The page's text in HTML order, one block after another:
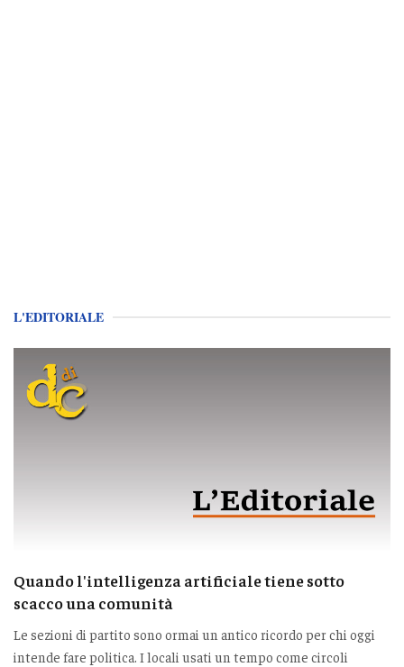
L'EDITORIALE
Quando l'intelligenza artificiale tiene sotto
scacco una comunità
Le sezioni di partito sono ormai un antico ricordo per chi oggi
intende fare politica. I locali usati un tempo come circoli